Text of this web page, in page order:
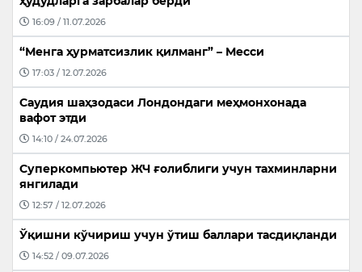
16:09 / 11.07.2026
“Менга ҳурматсизлик қилманг” – Месси
17:03 / 12.07.2026
Саудия шаҳзодаси Лондондаги меҳмонхонада
вафот этди
14:10 / 24.07.2026
Суперкомпьютер ЖЧ ғолиблиги учун тахминларни
янгилади
12:57 / 12.07.2026
Ўқишни кўчириш учун ўтиш баллари тасдиқланди
14:52 / 09.07.2026